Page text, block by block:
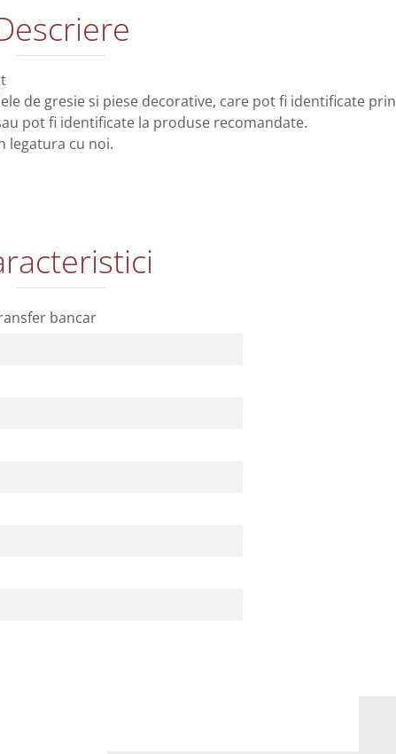
de gresie si piese decorative, care pot fi identificate prin
pot fi identificate la produse recomandate.
legatura cu noi.
bancar